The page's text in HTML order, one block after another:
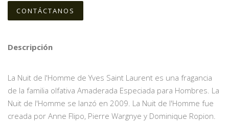
CONTÁCTANOS
Descripción
La Nuit de l'Homme de Yves Saint Laurent es una fragancia
de la familia olfativa Amaderada Especiada para Hombres. La
Nuit de l'Homme se lanzó en 2009. La Nuit de l'Homme fue
creada por Anne Flipo, Pierre Wargnye y Dominique Ropion.